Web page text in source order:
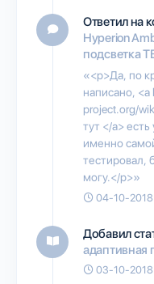
Ответил на
Hyperion
подсветка
«<p>Да, по
написано,
project.org/
тут </a>
именно
тестировал,
могу.</p>»
04-10-2018
Добавил
адаптивная
03-10-2018